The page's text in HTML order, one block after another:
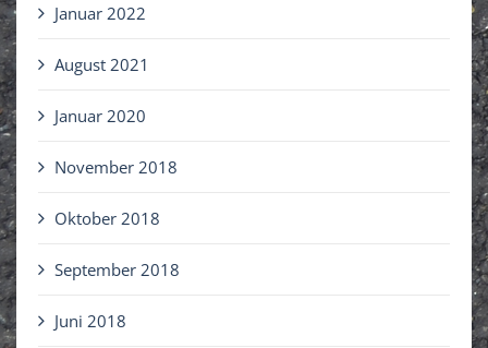
Januar 2022
August 2021
Januar 2020
November 2018
Oktober 2018
September 2018
Juni 2018